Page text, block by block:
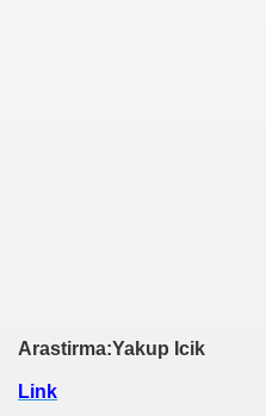
Arastirma:Yakup Icik
Link